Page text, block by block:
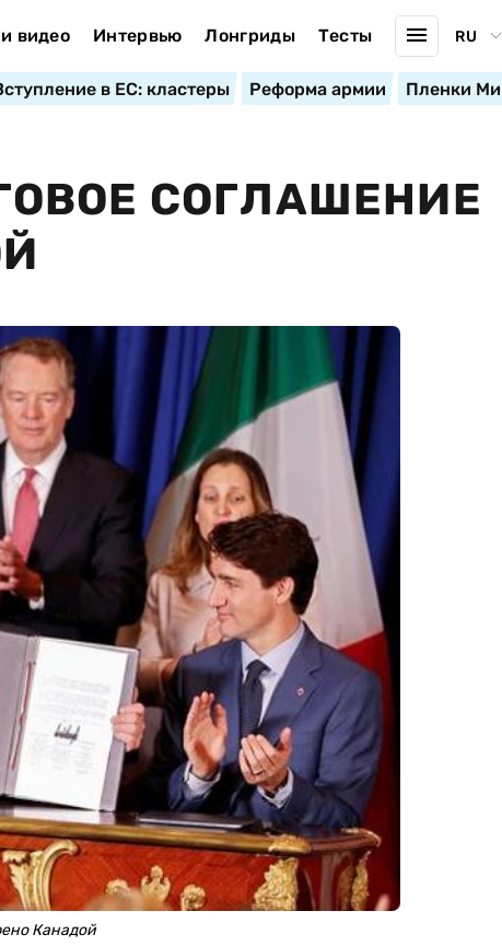
видео Интервью Лонгриды Тесты RU
в ЕС: кластеры Реформа армии Пленки
СОГЛАШЕНИЕ
Канадой